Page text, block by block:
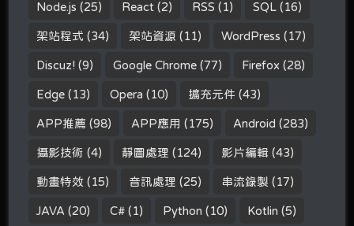
Node.js (25) React (2) RSS (1) SQL (16)
架站程式 (34) 架站資源 (11) WordPress (17)
Discuz! (9) Google Chrome (77) Firefox (28)
Edge (13) Opera (10) 擴充元件 (43)
APP推薦 (98) APP應用 (175) Android (283)
攝影技術 (4) 靜圖處理 (124) 影片編輯 (43)
動畫特效 (15) 音訊處理 (25) 串流錄製 (17)
JAVA (20) C# (1) Python (10) Kotlin (5)